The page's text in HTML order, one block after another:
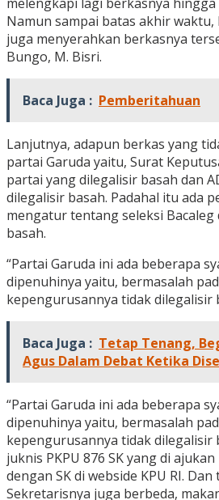
Namun sampai batas akhir waktu,
juga menyerahkan berkasnya
Bungo, M. Bisri.
Baca Juga : Pemberitahuan
Lanjutnya, adapun berkas yang
partai Garuda yaitu, Surat
partai yang dilegalisir basah dan
dilegalisir basah. Padahal itu ada
mengatur tentang seleksi
basah.
“Partai Garuda ini ada beberapa
dipenuhinya yaitu, bermasalah
kepengurusannya tidak dilegalisir
Baca Juga : Tetap Tenang,
Agus Dalam Debat Ketika
“Partai Garuda ini ada beberapa
dipenuhinya yaitu, bermasalah
kepengurusannya tidak dilegalisir
juknis PKPU 876 SK yang di
dengan SK di webside KPU RI.
Sekretarisnya juga berbeda,